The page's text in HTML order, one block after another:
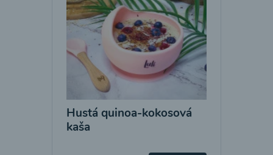
Hustá quinoa-kokosová
kaša